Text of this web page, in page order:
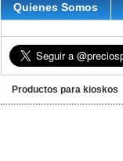
Quienes Somos
Productos para kioskos